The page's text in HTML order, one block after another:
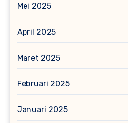
Mei 2025
April 2025
Maret 2025
Februari 2025
Januari 2025